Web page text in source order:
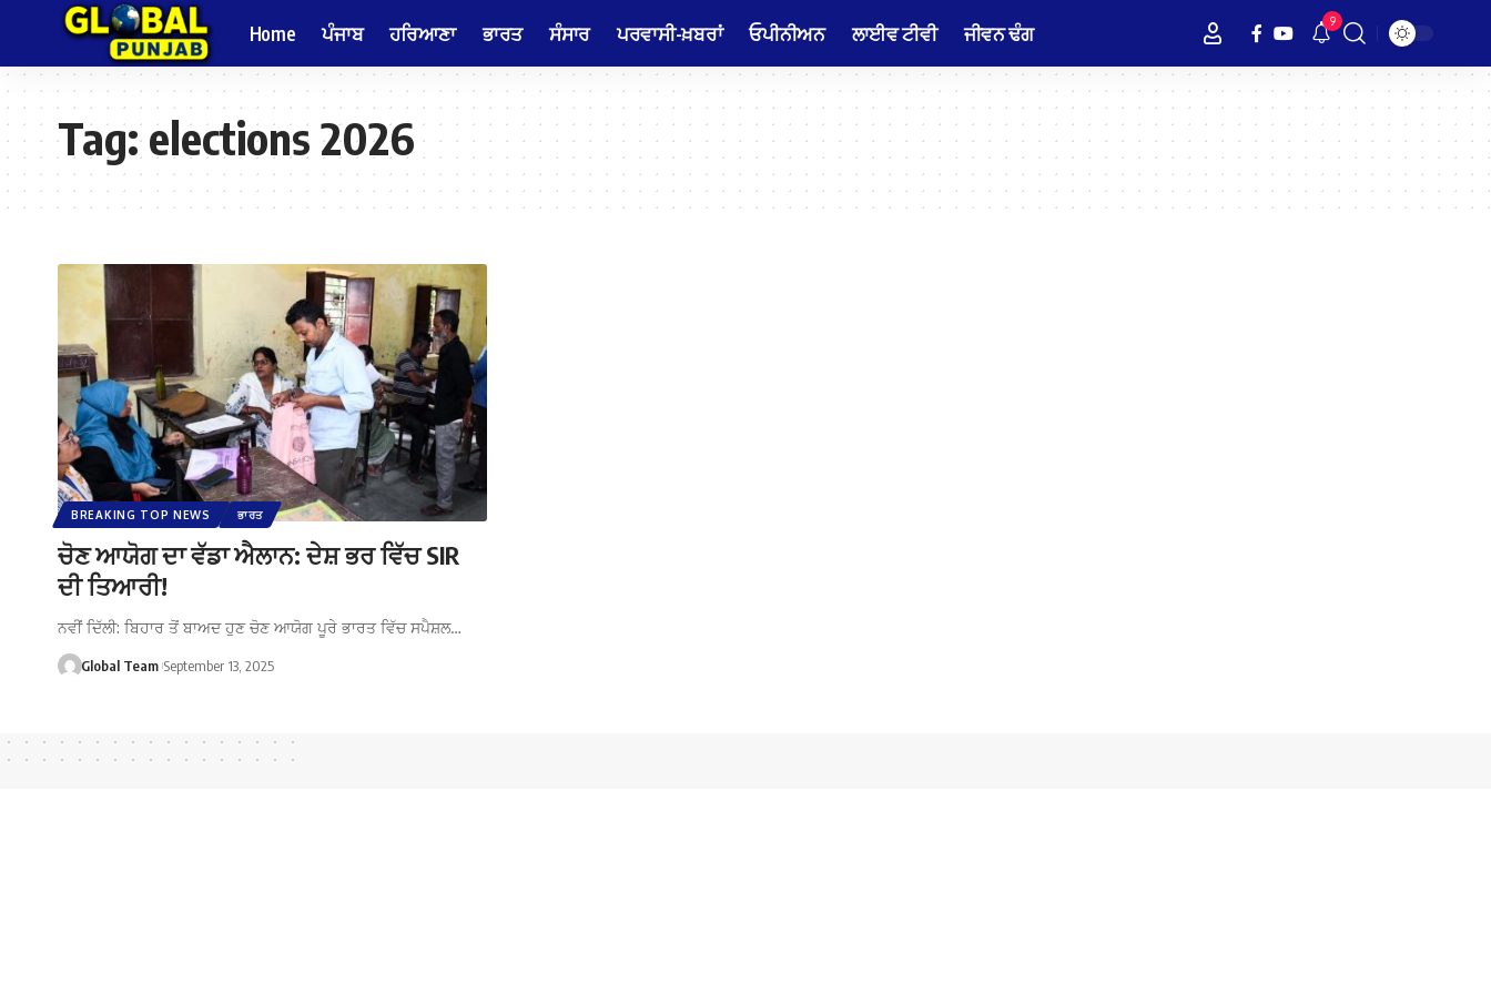
Home ਪੰਜਾਬ ਹਰਿਆਣਾ ਭਾਰਤ ਸੰਸਾਰ ਪਰਵਾਸੀ-ਖ਼ਬਰਾਂ ਓਪੀਨੀਅਨ ਲਾਈਵ ਟੀਵੀ ਜੀਵਨ ਢੰਗ 9
Tag:elections 2026
BREAKING TOP NEWS ਭਾਰਤ
ਚੋਣ ਆਯੋਗ ਦਾ ਵੱਡਾ ਐਲਾਨ: ਦੇਸ਼ ਭਰ ਵਿੱਚ SIR
ਦੀ ਤਿਆਰੀ!
ਨਵੀਂ ਦਿੱਲੀ: ਬਿਹਾਰ ਤੋਂ ਬਾਅਦ ਹੁਣ ਚੋਣ ਆਯੋਗ ਪੂਰੇ ਭਾਰਤ ਵਿੱਚ ਸਪੈਸ਼ਲ…
Global Team September 13, 2025